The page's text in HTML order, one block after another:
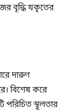
বৃদ্ধি যকৃতের
দারুণ
বিশেষ করে
পরিচিত স্থূলতার